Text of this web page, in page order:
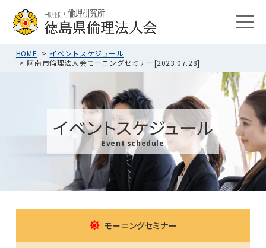
HOME
イベントスケジュール
阿南市倫理法人会モーニングセミナー[2023.07.28]
イベントスケジュール
Event schedule
モーニングセミナー